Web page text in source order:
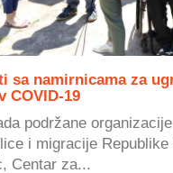
sa namirnicama za
COVID-19
podržane
i migracije
Centar za...